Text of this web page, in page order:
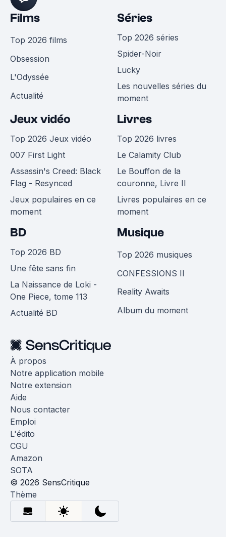
Films
Top 2026 films
Obsession
L'Odyssée
Actualité
Séries
Top 2026 séries
Spider-Noir
Lucky
Les nouvelles séries du
moment
Jeux vidéo
Top 2026 Jeux vidéo
007 First Light
Assassin's Creed: Black
Flag - Resynced
Jeux populaires en ce
moment
Livres
Top 2026 livres
Le Calamity Club
Le Bouffon de la
couronne, Livre II
Livres populaires en ce
moment
BD
Top 2026 BD
Une fête sans fin
La Naissance de Loki -
One Piece, tome 113
Actualité BD
Musique
Top 2026 musiques
CONFESSIONS II
Reality Awaits
Album du moment
À propos
Notre application mobile
Notre extension
Aide
Nous contacter
Emploi
L'édito
CGU
Amazon
SOTA
© 2026 SensCritique
Thème